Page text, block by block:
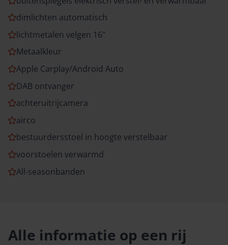
dimlichten automatisch
lichtmetalen velgen 16"
Metaalkleur
Apple Carplay/Android Auto
DAB ontvanger
achteruitrijcamera
airco
bestuurdersstoel in hoogte verstelbaar
voorstoelen verwarmd
All-seasonbanden
Alle informatie op een rij